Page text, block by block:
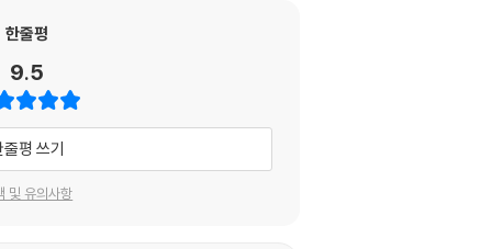
한줄평
9.5
줄평 쓰기
및 유의사항